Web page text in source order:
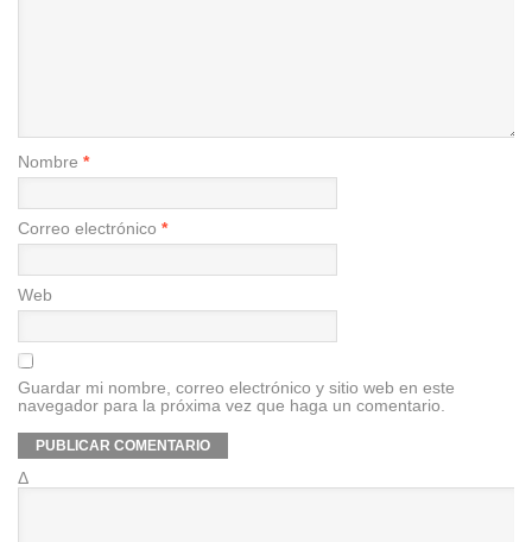
Nombre *
Correo electrónico *
Web
Guardar mi nombre, correo electrónico y sitio web en este
navegador para la próxima vez que haga un comentario.
Δ